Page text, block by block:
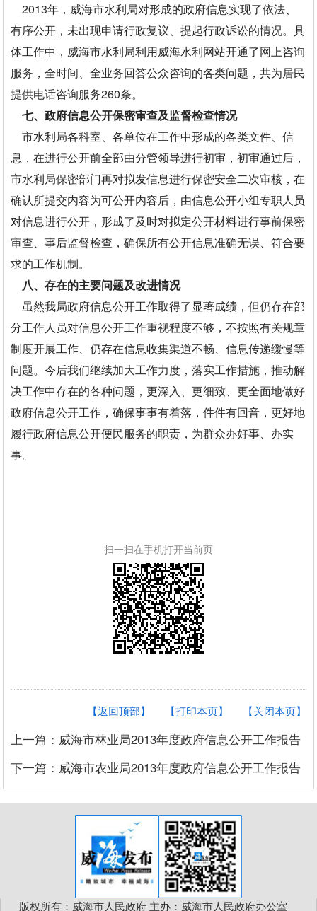
2013年，威海市水利局对形成的政府信息实现了依法、
有序公开，未出现申请行政复议、提起行政诉讼的情况。具
体工作中，威海市水利局利用威海水利网站开通了网上咨询
服务，全时间、全业务回答公众咨询的各类问题，共为居民
提供电话咨询服务260条。
七、政府信息公开保密审查及监督检查情况
市水利局各科室、各单位在工作中形成的各类文件、信
息，在进行公开前全部由分管领导进行初审，初审通过后，
市水利局保密部门再对拟发信息进行保密安全二次审核，在
确认所提交内容为可公开内容后，由信息公开小组专职人员
对信息进行公开，形成了及时对拟定公开材料进行事前保密
审查、事后监督检查，确保所有公开信息准确无误、符合要
求的工作机制。
八、存在的主要问题及改进情况
虽然我局政府信息公开工作取得了显著成绩，但仍存在部
分工作人员对信息公开工作重视程度不够，不按照有关规章
制度开展工作、仍存在信息收集渠道不畅、信息传递缓慢等
问题。今后我们继续加大工作力度，落实工作措施，推动解
决工作中存在的各种问题，更深入、更细致、更全面地做好
政府信息公开工作，确保事事有着落，件件有回音，更好地
履行政府信息公开便民服务的职责，为群众办好事、办实
事。
扫一扫在手机打开当前页
【关闭本页】
【打印本页】
【返回顶部】
上一篇：威海市林业局2013年度政府信息公开工作报告
下一篇：威海市农业局2013年度政府信息公开工作报告
版权所有：威海市人民政府 主办：威海市人民政府办公室